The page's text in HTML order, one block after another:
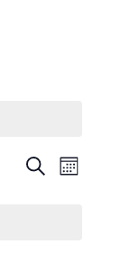
Recherche
de
Mois